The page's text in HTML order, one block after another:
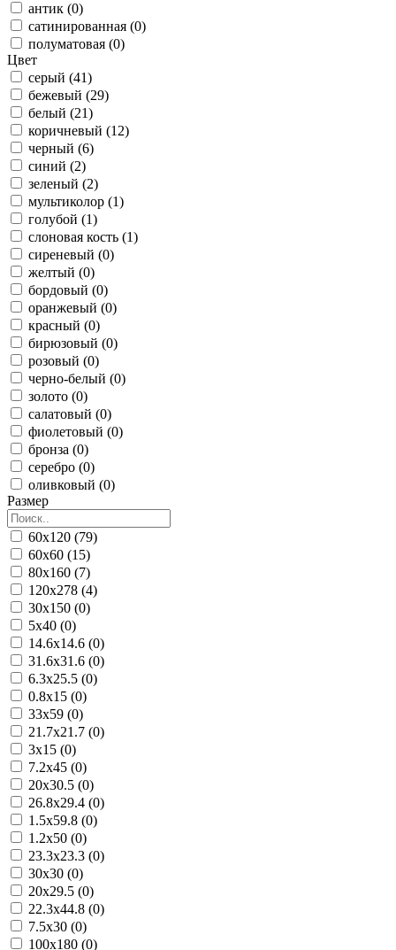
антик (0)
сатинированная (0)
полуматовая (0)
Цвет
серый (41)
бежевый (29)
белый (21)
коричневый (12)
черный (6)
синий (2)
зеленый (2)
мультиколор (1)
голубой (1)
слоновая кость (1)
сиреневый (0)
желтый (0)
бордовый (0)
оранжевый (0)
красный (0)
бирюзовый (0)
розовый (0)
черно-белый (0)
золото (0)
салатовый (0)
фиолетовый (0)
бронза (0)
серебро (0)
оливковый (0)
Размер
60x120 (79)
60x60 (15)
80x160 (7)
120x278 (4)
30x150 (0)
5x40 (0)
14.6x14.6 (0)
31.6x31.6 (0)
6.3x25.5 (0)
0.8x15 (0)
33x59 (0)
21.7x21.7 (0)
3x15 (0)
7.2x45 (0)
20x30.5 (0)
26.8x29.4 (0)
1.5x59.8 (0)
1.2x50 (0)
23.3x23.3 (0)
30x30 (0)
20x29.5 (0)
22.3x44.8 (0)
7.5x30 (0)
100x180 (0)